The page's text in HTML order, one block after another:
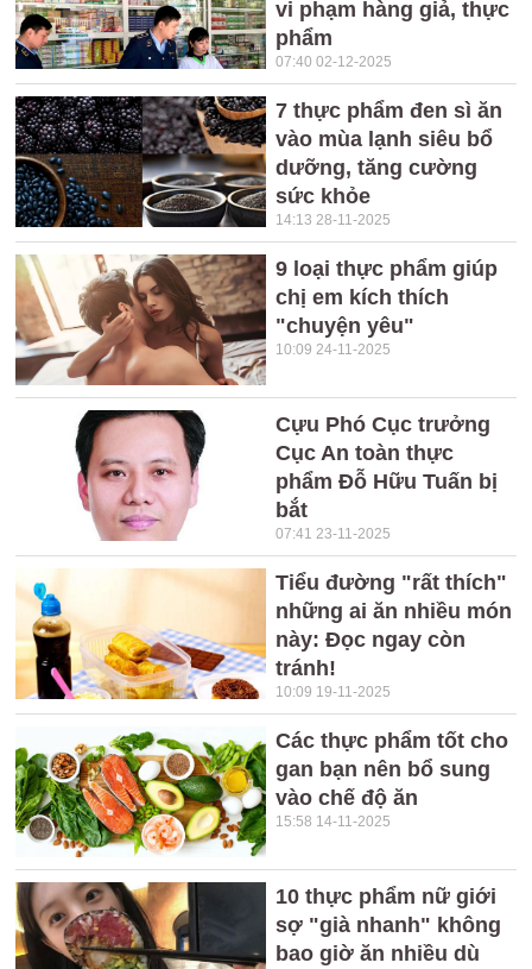
vi phạm hàng giả, thực
phẩm
07:40 02-12-2025
7 thực phẩm đen sì ăn
vào mùa lạnh siêu bổ
dưỡng, tăng cường
sức khỏe
14:13 28-11-2025
9 loại thực phẩm giúp
chị em kích thích
"chuyện yêu"
10:09 24-11-2025
Cựu Phó Cục trưởng
Cục An toàn thực
phẩm Đỗ Hữu Tuấn bị
bắt
07:41 23-11-2025
Tiểu đường "rất thích"
những ai ăn nhiều món
này: Đọc ngay còn
tránh!
10:09 19-11-2025
Các thực phẩm tốt cho
gan bạn nên bổ sung
vào chế độ ăn
15:58 14-11-2025
10 thực phẩm nữ giới
sợ "già nhanh" không
bao giờ ăn nhiều dù